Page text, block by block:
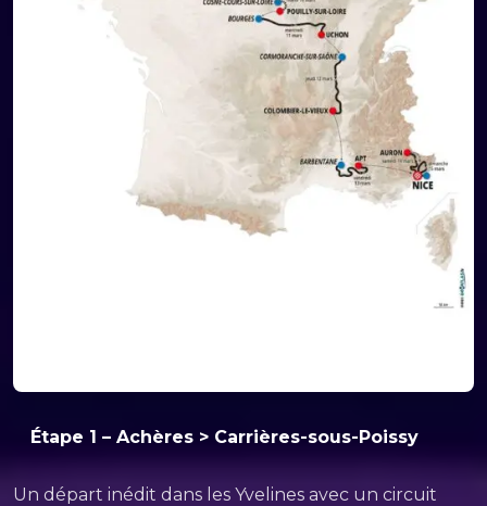
Étape 1 – Achères > Carrières-sous-Poissy
Un départ inédit dans les Yvelines avec un circuit